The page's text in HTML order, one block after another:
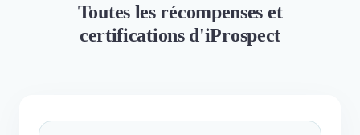
Toutes les récompenses et
certifications d'iProspect